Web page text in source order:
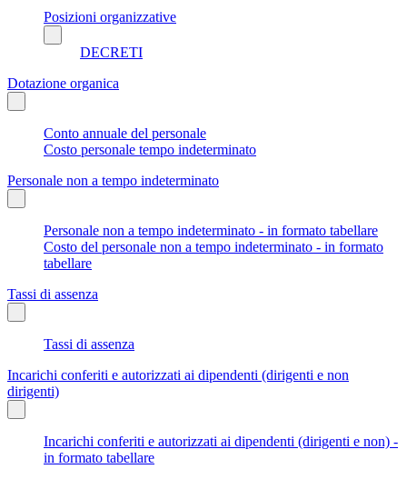
Posizioni organizzative
DECRETI
Dotazione organica
Conto annuale del personale
Costo personale tempo indeterminato
Personale non a tempo indeterminato
Personale non a tempo indeterminato - in formato tabellare
Costo del personale non a tempo indeterminato - in formato
tabellare
Tassi di assenza
Tassi di assenza
Incarichi conferiti e autorizzati ai dipendenti (dirigenti e non
dirigenti)
Incarichi conferiti e autorizzati ai dipendenti (dirigenti e non) -
in formato tabellare